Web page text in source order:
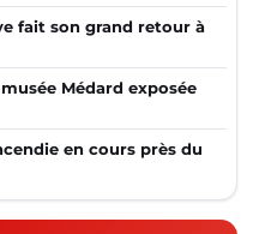
fait son grand retour à
Médard exposée
en cours près du